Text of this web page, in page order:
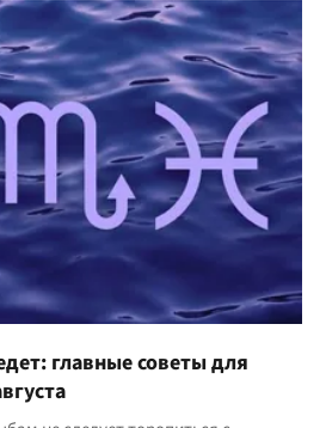
главные советы для